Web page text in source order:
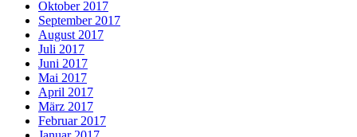
Oktober 2017
September 2017
August 2017
Juli 2017
Juni 2017
Mai 2017
April 2017
März 2017
Februar 2017